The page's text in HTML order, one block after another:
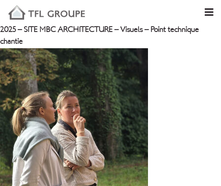
2025 – SITE MBC ARCHITECTURE – Visuels – Point technique
chantie